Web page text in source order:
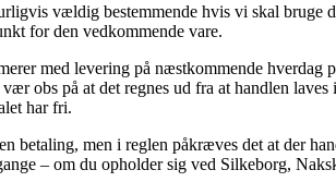
vældig bestemmende hvis vi skal bruge
for den vedkommende vare.
med levering på næstkommende
obs på at det regnes ud fra at handlen
har fri.
betaling, men i reglen påkræves det at der
– om du opholder sig ved Silkeborg,